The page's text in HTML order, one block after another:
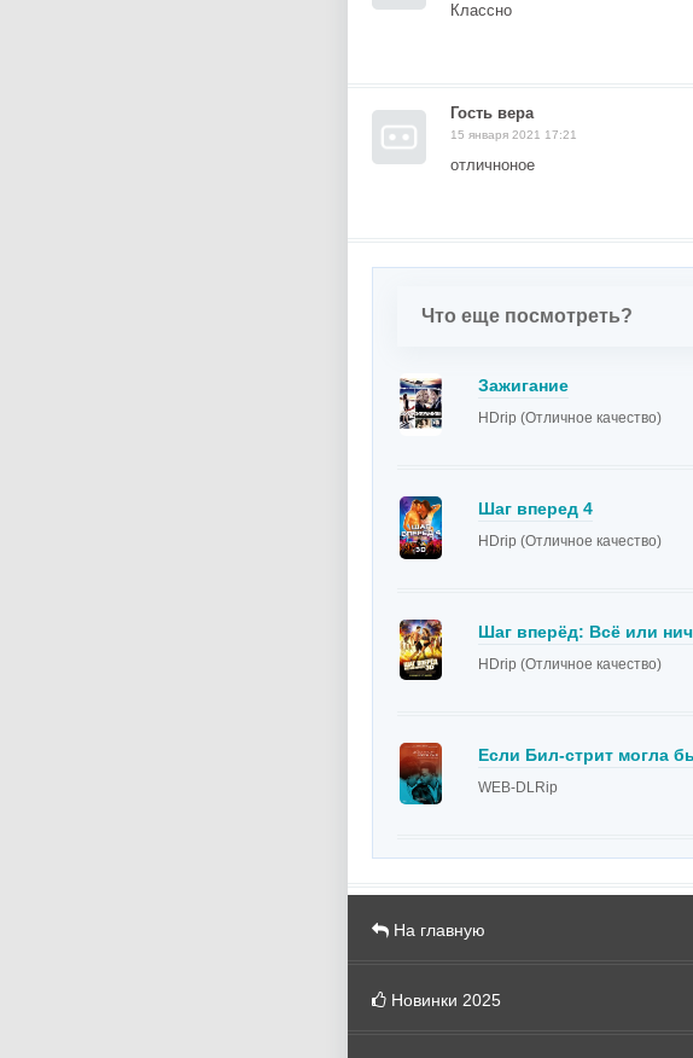
Классно
Гость вера
15 января 2021 17:21
отличноное
Что еще посмотреть?
Зажигание
HDrip (Отличное качество)
Шаг вперед 4
HDrip (Отличное качество)
Шаг вперёд: Всё или
HDrip (Отличное качество)
Если Бил-стрит могла
WEB-DLRip
На главную
Новинки 2025